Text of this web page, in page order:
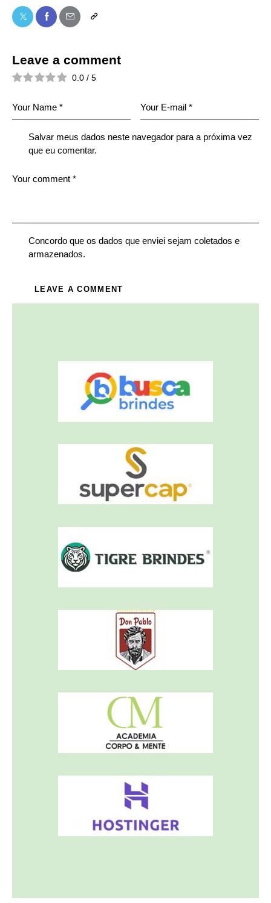
Leave a comment
0.0 / 5
Salvar meus dados neste navegador para a próxima vez
que eu comentar.
Concordo que os dados que enviei sejam coletados e
armazenados.